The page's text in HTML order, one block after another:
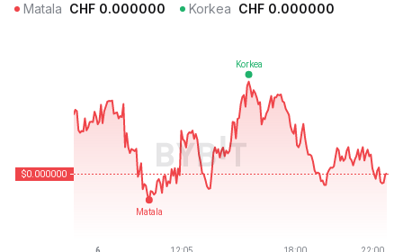
Matala CHF 0.000000 Korkea CHF 0.000000